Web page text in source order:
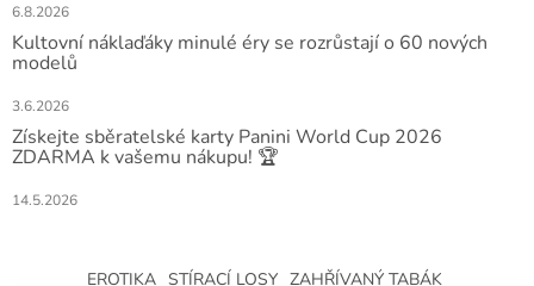
6.8.2026
Kultovní náklaďáky minulé éry se rozrůstají o 60 nových
modelů
3.6.2026
Získejte sběratelské karty Panini World Cup 2026
ZDARMA k vašemu nákupu! 🏆
14.5.2026
EROTIKA STÍRACÍ LOSY ZAHŘÍVANÝ TABÁK